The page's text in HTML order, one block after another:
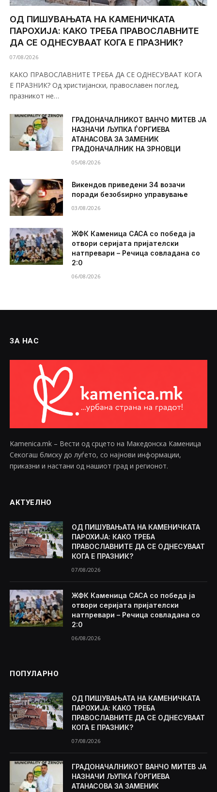
ОД ПИШУВАЊАТА НА КАМЕНИЧКАТА
ПАРОХИЈА: КАКО ТРЕБА ПРАВОСЛАВНИТЕ
ДА СЕ ОДНЕСУВААТ КОГА Е ПРАЗНИК?
07/08/2026
КАКО ПРАВОСЛАВНИТЕ ТРЕБА ДА СЕ ОДНЕСУВААТ КОГА
Е ПРАЗНИК? Од христијански, православен поглед,
празникот не…
ГРАДОНАЧАЛНИКОТ ВАНЧО МИТЕВ ЈА
НАЗНАЧИ ЉУПКА ЃОРГИЕВА
АТАНАСОВА ЗА ЗАМЕНИК
ГРАДОНАЧАЛНИК НА ЗРНОВЦИ
05/08/2026
Викендов приведени 34 возачи
поради безобѕирно управување
03/08/2026
ЖФК Каменица САСА со победа ја
отвори серијата пријателски
натпревари – Речица совладана со
2:0
06/08/2026
ЗА НАС
Kamenica.mk – Вести од срцето на Македонска Каменица
Секогаш блиску до луѓето, со најнови информации,
приказни и настани од нашиот град и регионот.
АКТУЕЛНО
ОД ПИШУВАЊАТА НА КАМЕНИЧКАТА
ПАРОХИЈА: КАКО ТРЕБА
ПРАВОСЛАВНИТЕ ДА СЕ ОДНЕСУВААТ
КОГА Е ПРАЗНИК?
07/08/2026
ЖФК Каменица САСА со победа ја
отвори серијата пријателски
натпревари – Речица совладана со
2:0
06/08/2026
ПОПУЛАРНО
ОД ПИШУВАЊАТА НА КАМЕНИЧКАТА
ПАРОХИЈА: КАКО ТРЕБА
ПРАВОСЛАВНИТЕ ДА СЕ ОДНЕСУВААТ
КОГА Е ПРАЗНИК?
07/08/2026
ГРАДОНАЧАЛНИКОТ ВАНЧО МИТЕВ ЈА
НАЗНАЧИ ЉУПКА ЃОРГИЕВА
АТАНАСОВА ЗА ЗАМЕНИК